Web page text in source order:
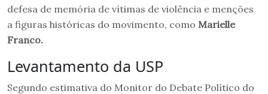
defesa de memória de vítimas de violência e menções
a figuras históricas do movimento, como Marielle
Franco.
Levantamento da USP
Segundo estimativa do Monitor do Debate Político do